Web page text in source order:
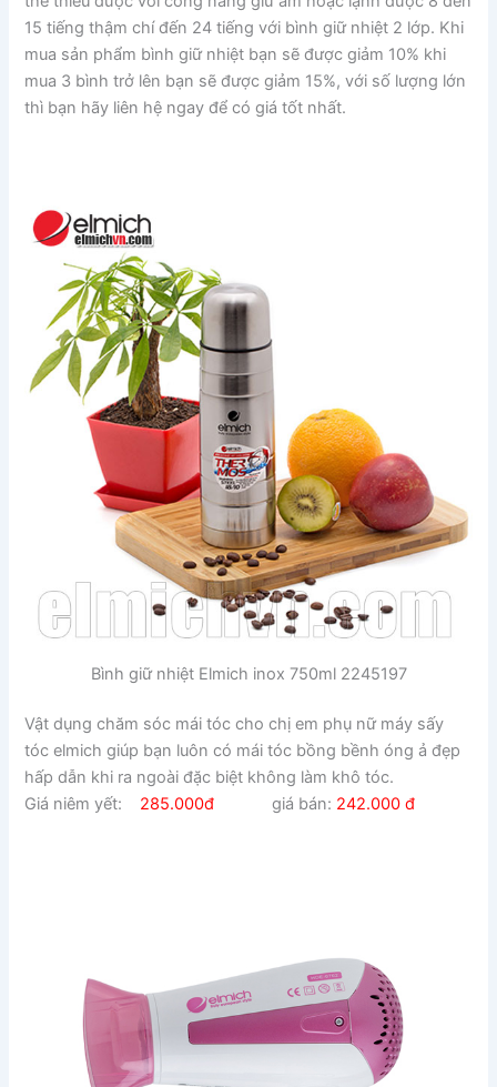
15 tiếng thậm chí đến 24 tiếng với bình giữ nhiệt 2 lớp. Khi
mua sản phẩm bình giữ nhiệt bạn sẽ được giảm 10% khi
mua 3 bình trở lên bạn sẽ được giảm 15%, với số lượng lớn
thì bạn hãy liên hệ ngay để có giá tốt nhất.
Bình giữ nhiệt Elmich inox 750ml 2245197
Vật dụng chăm sóc mái tóc cho chị em phụ nữ máy sấy
tóc elmich giúp bạn luôn có mái tóc bồng bềnh óng ả đẹp
hấp dẫn khi ra ngoài đặc biệt không làm khô tóc.
Giá niêm yết:
285.000đ giá bán: 242.000 đ